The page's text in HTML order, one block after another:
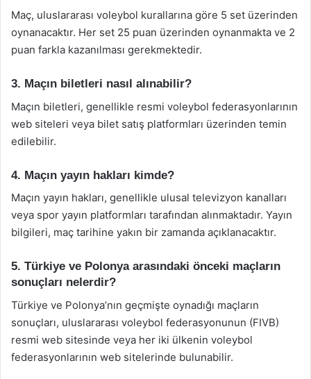
Maç, uluslararası voleybol kurallarına göre 5 set üzerinden
oynanacaktır. Her set 25 puan üzerinden oynanmakta ve 2
puan farkla kazanılması gerekmektedir.
3. Maçın biletleri nasıl alınabilir?
Maçın biletleri, genellikle resmi voleybol federasyonlarının
web siteleri veya bilet satış platformları üzerinden temin
edilebilir.
4. Maçın yayın hakları kimde?
Maçın yayın hakları, genellikle ulusal televizyon kanalları
veya spor yayın platformları tarafından alınmaktadır. Yayın
bilgileri, maç tarihine yakın bir zamanda açıklanacaktır.
5. Türkiye ve Polonya arasındaki önceki maçların
sonuçları nelerdir?
Türkiye ve Polonya’nın geçmişte oynadığı maçların
sonuçları, uluslararası voleybol federasyonunun (FIVB)
resmi web sitesinde veya her iki ülkenin voleybol
federasyonlarının web sitelerinde bulunabilir.